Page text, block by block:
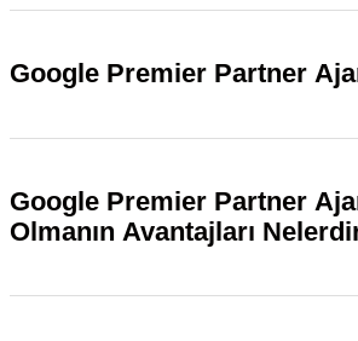
Google Premier Partner
Google Premier Partner
Olmanın Avantajları